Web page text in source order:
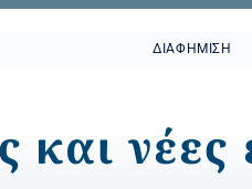
ΔΙΑΦΉΜΙΣΗ
και